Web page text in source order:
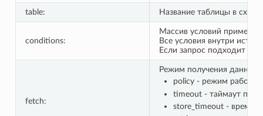
table: Название таблицы в
conditions:
Массив условий
Все условия внутри
Если запрос подходит
fetch:
Режим получения данных
policy - режим
timeout - таймаут
store_timeout - время